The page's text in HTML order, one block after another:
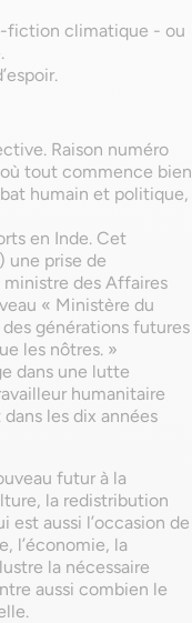
fiction climatique - ou
Raison numéro
où tout commence bien
humain et politique,
en Inde. Cet
une prise de
des Affaires
« Ministère du
générations futures
les nôtres. »
dans une lutte
humanitaire
les dix années
futur à la
la redistribution
est aussi l’occasion de
l’économie, la
la nécessaire
aussi combien le